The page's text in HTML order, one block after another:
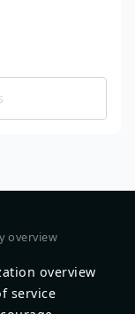
overview
overview
service